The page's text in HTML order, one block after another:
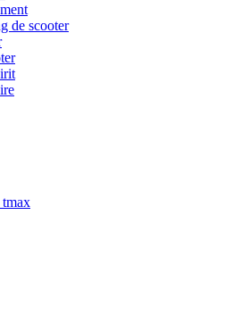
de scooter
tmax